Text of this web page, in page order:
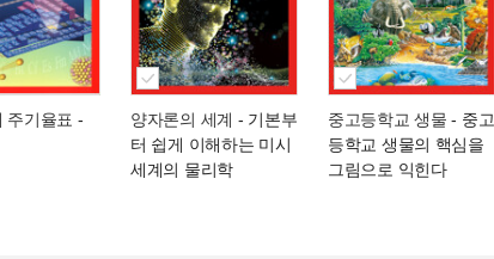
주기율표 - 양자론의 세계 - 기본부
터 쉽게 이해하는 미시
세계의 물리학
중고등학교 생물 - 중고
등학교 생물의 핵심을
그림으로 익힌다